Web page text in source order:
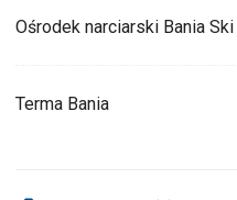
Ośrodek narciarski Bania Ski
Terma Bania